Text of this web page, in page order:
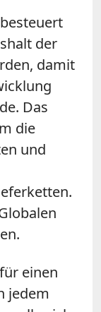
der
damit
Das
die
und
für einen
jedem